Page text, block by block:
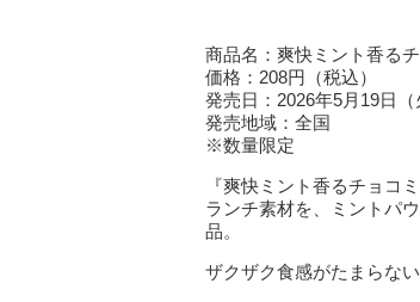
商品名：爽快ミント香る
価格：208円（税込）
発売日：2026年5月19日（
発売地域：全国
※数量限定
『爽快ミント香るチョコ
ランチ素材を、ミントパ
品。
ザクザク食感がたまらな